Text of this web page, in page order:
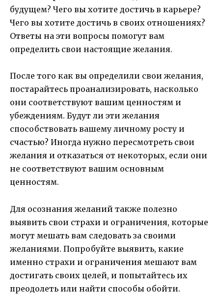
будущем? Чего вы хотите достичь в карьере?
Чего вы хотите достичь в своих отношениях?
Ответы на эти вопросы помогут вам
определить свои настоящие желания.
После того как вы определили свои желания,
постарайтесь проанализировать, насколько
они соответствуют вашим ценностям и
убеждениям. Будут ли эти желания
способствовать вашему личному росту и
счастью? Иногда нужно пересмотреть свои
желания и отказаться от некоторых, если они
не соответствуют вашим основным
ценностям.
Для осознания желаний также полезно
выявить свои страхи и ограничения, которые
могут мешать вам следовать за своими
желаниями. Попробуйте выявить, какие
именно страхи и ограничения мешают вам
достигать своих целей, и попытайтесь их
преодолеть или найти способы обойти.